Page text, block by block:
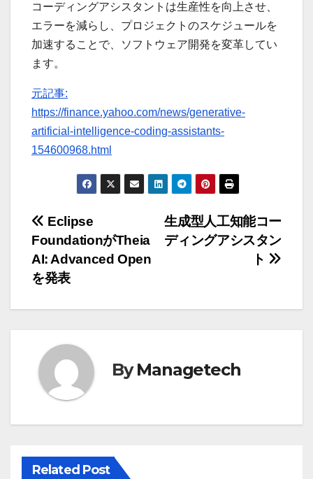
コーディングアシスタントは生産性を向上させ、
エラーを減らし、プロジェクトのスケジュールを
加速することで、ソフトウェア開発を変革してい
ます。
元記事:
https://finance.yahoo.com/news/generative-
artificial-intelligence-coding-assistants-
154600968.html
投
稿
ナ
ビ
ゲ
ー
シ
ョ
ン
生成型人工知能コー
ディングアシスタン
ト
Eclipse
FoundationがTheia
AI: Advanced Open
を発表
ByManagetech
Related Post